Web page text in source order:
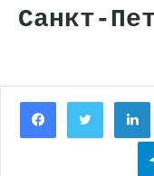
Санкт-
FacebookTwitter